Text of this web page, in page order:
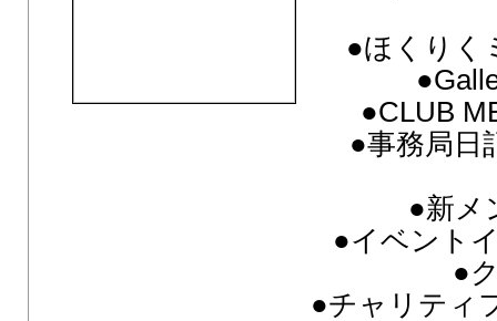
●ほくりく
●CLUB
●事務局
●新メ
●イベント
●
●チャリティ